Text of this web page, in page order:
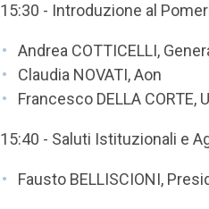
15:30 - Introduzione al
Andrea COTTICELLI,
Claudia NOVATI, Aon
Francesco DELLA
15:40 - Saluti Istituzionali e
Fausto BELLISCIONI,